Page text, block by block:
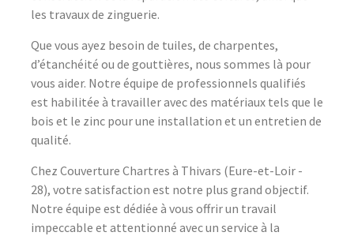
les travaux de zinguerie.
Que vous ayez besoin de tuiles, de charpentes,
d’étanchéité ou de gouttières, nous sommes là pour
vous aider. Notre équipe de professionnels qualifiés
est habilitée à travailler avec des matériaux tels que le
bois et le zinc pour une installation et un entretien de
qualité.
Chez Couverture Chartres à Thivars (Eure-et-Loir -
28), votre satisfaction est notre plus grand objectif.
Notre équipe est dédiée à vous offrir un travail
impeccable et attentionné avec un service à la